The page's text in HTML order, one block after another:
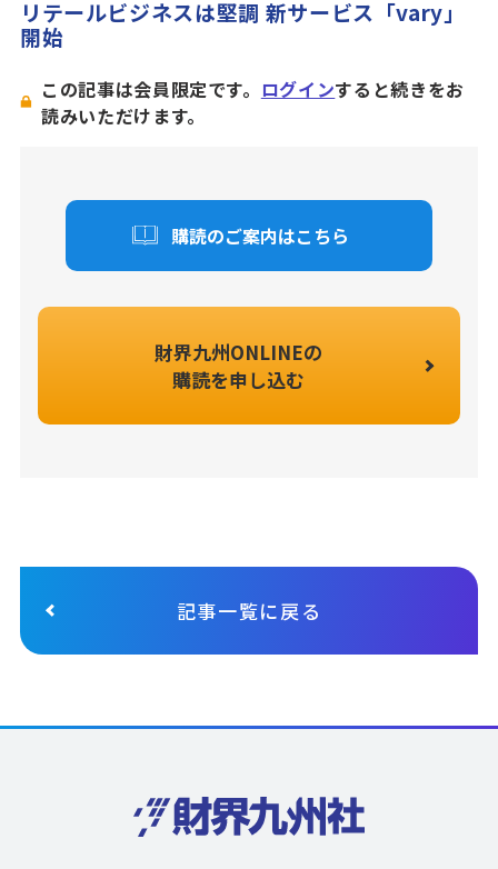
リテールビジネスは堅調 新サービス「vary」
開始
この記事は会員限定です。 ログインすると続きをお
読みいただけます。
購読のご案内はこちら
財界九州ONLINEの
購読を申し込む
記事一覧に戻る